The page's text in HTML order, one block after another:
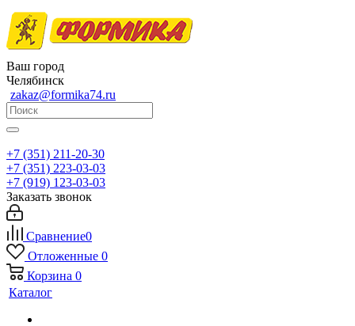
Ваш город
Челябинск
zakaz@formika74.ru
+7 (351) 211-20-30
+7 (351) 223-03-03
+7 (919) 123-03-03
Заказать звонок
Сравнение0
Отложенные 0
Корзина 0
Каталог